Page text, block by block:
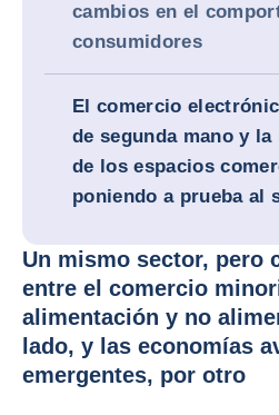
cambios en el
consumidores
El comercio
de segunda mano y
de los espacios
poniendo a prueba al
Un mismo sector, pero
entre el comercio
alimentación y no
lado, y las economías
emergentes, por otro